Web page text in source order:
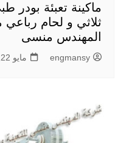
ماكينة تعبئة بودر
المهندس منسى
engmansy مايو 22, 2023